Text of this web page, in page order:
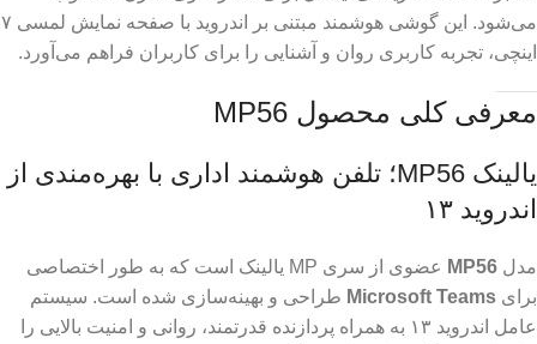
می‌شود. این گوشی هوشمند مبتنی بر اندروید با صفحه نمایش لمسی ۷
اینچی، تجربه کاربری روان و آشنایی را برای کاربران فراهم می‌آورد.
معرفی کلی محصول MP56
یالینک MP56؛ تلفن هوشمند اداری با بهره‌مندی از
اندروید ۱۳
مدل MP56
عضوی از سری MP یالینک است که به طور اختصاصی
برای Microsoft Teams طراحی و بهینه‌سازی شده است. سیستم
عامل اندروید ۱۳ به همراه پردازنده قدرتمند، روانی و امنیت بالایی را